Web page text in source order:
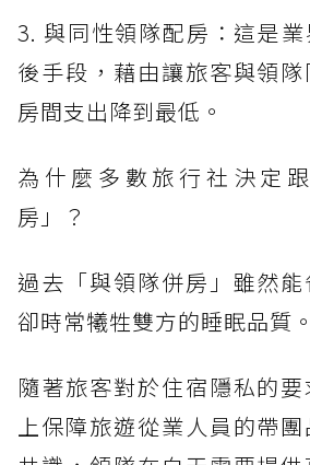
3. 與同性領隊配房：這是
後手段，藉由讓旅客與領
房間支出降到最低。
為什麼多數旅行社決定
房」？
過去「與領隊併房」雖然能
卻時常犧牲雙方的睡眠品質。
隨著旅客對於住宿隱私的
上保障旅遊從業人員的帶